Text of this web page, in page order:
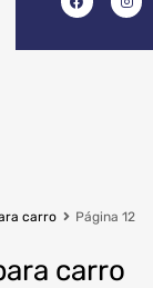
carro Página 12
carro